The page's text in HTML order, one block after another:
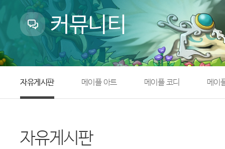
캐시샵 공지
메이플 알림판
with maple
추가정보
커뮤니티
자유게시판 메이플 아트 메이플 코디 메이
자유게시판